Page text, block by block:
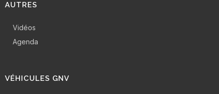
AUTRES
Vidéos
Agenda
VÉHICULES GNV